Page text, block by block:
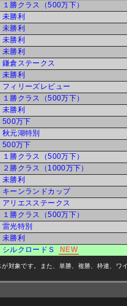
１勝クラス（500万下）
未勝利
未勝利
未勝利
未勝利
鎌倉ステークス
未勝利
フィリーズレビュー
１勝クラス（500万下）
未勝利
500万下
秋元湖特別
500万下
１勝クラス（500万下）
２勝クラス（1000万下）
未勝利
キーンランドカップ
アリエスステークス
１勝クラス（500万下）
雷光特別
未勝利
シルクロードＳ NEW
対象です。また、単勝、複勝、枠連、ワ